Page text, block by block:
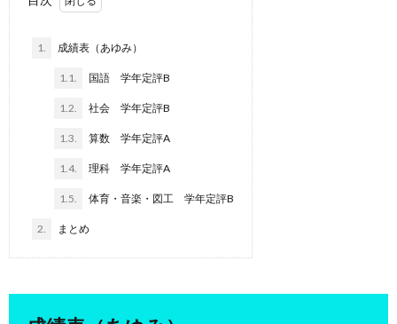
1. 成績表（あゆみ）
1.1. 国語 学年定評B
1.2. 社会 学年定評B
1.3. 算数 学年定評A
1.4. 理科 学年定評A
1.5. 体育・音楽・図工 学年定評B
2. まとめ